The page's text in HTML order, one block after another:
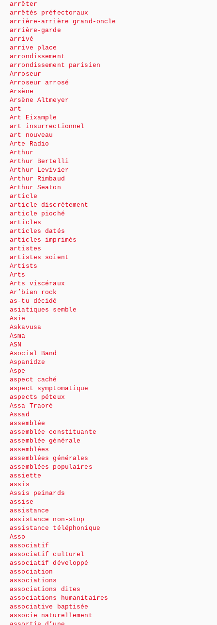
arrêter
arrêtés préfectoraux
arrière-arrière grand-oncle
arrière-garde
arrivé
arrive place
arrondissement
arrondissement parisien
Arroseur
Arroseur arrosé
Arsène
Arsène Altmeyer
art
Art Eixample
art insurrectionnel
art nouveau
Arte Radio
Arthur
Arthur Bertelli
Arthur Levivier
Arthur Rimbaud
Arthur Seaton
article
article discrètement
article pioché
articles
articles datés
articles imprimés
artistes
artistes soient
Artists
Arts
Arts viscéraux
Ar’bian rock
as-tu décidé
asiatiques semble
Asie
Askavusa
Asma
ASN
Asocial Band
Aspanidze
Aspe
aspect caché
aspect symptomatique
aspects péteux
Assa Traoré
Assad
assemblée
assemblée constituante
assemblée générale
assemblées
assemblées générales
assemblées populaires
assiette
assis
Assis peinards
assise
assistance
assistance non-stop
assistance téléphonique
Asso
associatif
associatif culturel
associatif développé
association
associations
associations dites
associations humanitaires
associative baptisée
associe naturellement